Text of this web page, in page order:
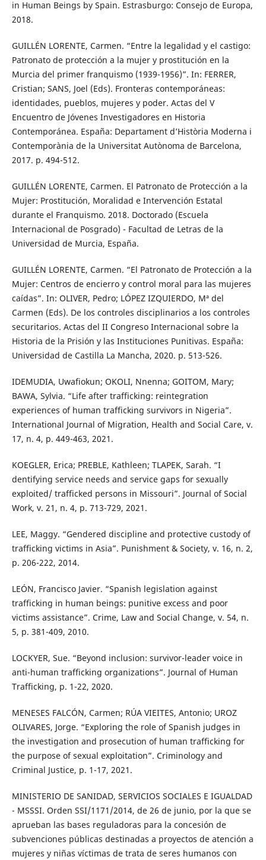
in Human Beings by Spain. Estrasburgo: Consejo de Europa,
2018.
GUILLÉN LORENTE, Carmen. “Entre la legalidad y el castigo:
Patronato de protección a la mujer y prostitución en la
Murcia del primer franquismo (1939-1956)”. In: FERRER,
Cristian; SANS, Joel (Eds). Fronteras contemporáneas:
identidades, pueblos, mujeres y poder. Actas del V
Encuentro de Jóvenes Investigadores en Historia
Contemporánea. España: Departament d’Història Moderna i
Contemporània de la Universitat Autònoma de Barcelona,
2017. p. 494-512.
GUILLÉN LORENTE, Carmen. El Patronato de Protección a la
Mujer: Prostitución, Moralidad e Intervención Estatal
durante el Franquismo. 2018. Doctorado (Escuela
Internacional de Posgrado) - Facultad de Letras de la
Universidad de Murcia, España.
GUILLÉN LORENTE, Carmen. “El Patronato de Protección a la
Mujer: Centros de encierro y control moral para las mujeres
caídas”. In: OLIVER, Pedro; LÓPEZ IZQUIERDO, Mª del
Carmen (Eds). De los controles disciplinarios a los controles
securitarios. Actas del II Congreso Internacional sobre la
Historia de la Prisión y las Instituciones Punitivas. España:
Universidad de Castilla La Mancha, 2020. p. 513-526.
IDEMUDIA, Uwafiokun; OKOLI, Nnenna; GOITOM, Mary;
BAWA, Sylvia. “Life after trafficking: reintegration
experiences of human trafficking survivors in Nigeria”.
International Journal of Migration, Health and Social Care, v.
17, n. 4, p. 449-463, 2021.
KOEGLER, Erica; PREBLE, Kathleen; TLAPEK, Sarah. “I
dentifying service needs and service gaps for sexually
exploited/ trafficked persons in Missouri”. Journal of Social
Work, v. 21, n. 4, p. 713-729, 2021.
LEE, Maggy. “Gendered discipline and protective custody of
trafficking victims in Asia”. Punishment & Society, v. 16, n. 2,
p. 206-222, 2014.
LEÓN, Francisco Javier. “Spanish legislation against
trafficking in human beings: punitive excess and poor
victims assistance”. Crime, Law and Social Change, v. 54, n.
5, p. 381-409, 2010.
LOCKYER, Sue. “Beyond inclusion: survivor-leader voice in
anti-human trafficking organizations”. Journal of Human
Trafficking, p. 1-22, 2020.
MENESES FALCÓN, Carmen; RÚA VIEITES, Antonio; UROZ
OLIVARES, Jorge. “Exploring the role of Spanish judges in
the investigation and prosecution of human trafficking for
the purpose of sexual exploitation”. Criminology and
Criminal Justice, p. 1-17, 2021.
MINISTERIO DE SANIDAD, SERVICIOS SOCIALES E IGUALDAD
- MSSSI. Orden SSI/1171/2014, de 26 de junio, por la que se
aprueban las bases reguladoras para la concesión de
subvenciones públicas destinadas a proyectos de atención a
mujeres y niñas víctimas de trata de seres humanos con